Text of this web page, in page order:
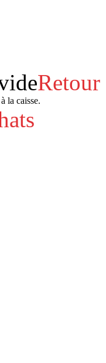
la caisse.